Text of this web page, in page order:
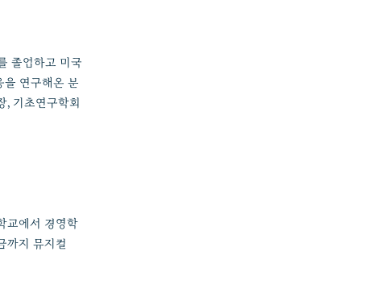
졸업하고 미국
을 연구해온 분
, 기초연구학회
교에서 경영학
까지 뮤지컬